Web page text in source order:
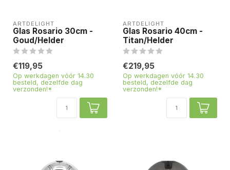
ARTDELIGHT
Glas Rosario 30cm -
Goud/Helder
€119,95
Op werkdagen vóór 14.30
besteld, dezelfde dag
verzonden!*
ARTDELIGHT
Glas Rosario 40cm -
Titan/Helder
€219,95
Op werkdagen vóór 14.30
besteld, dezelfde dag
verzonden!*